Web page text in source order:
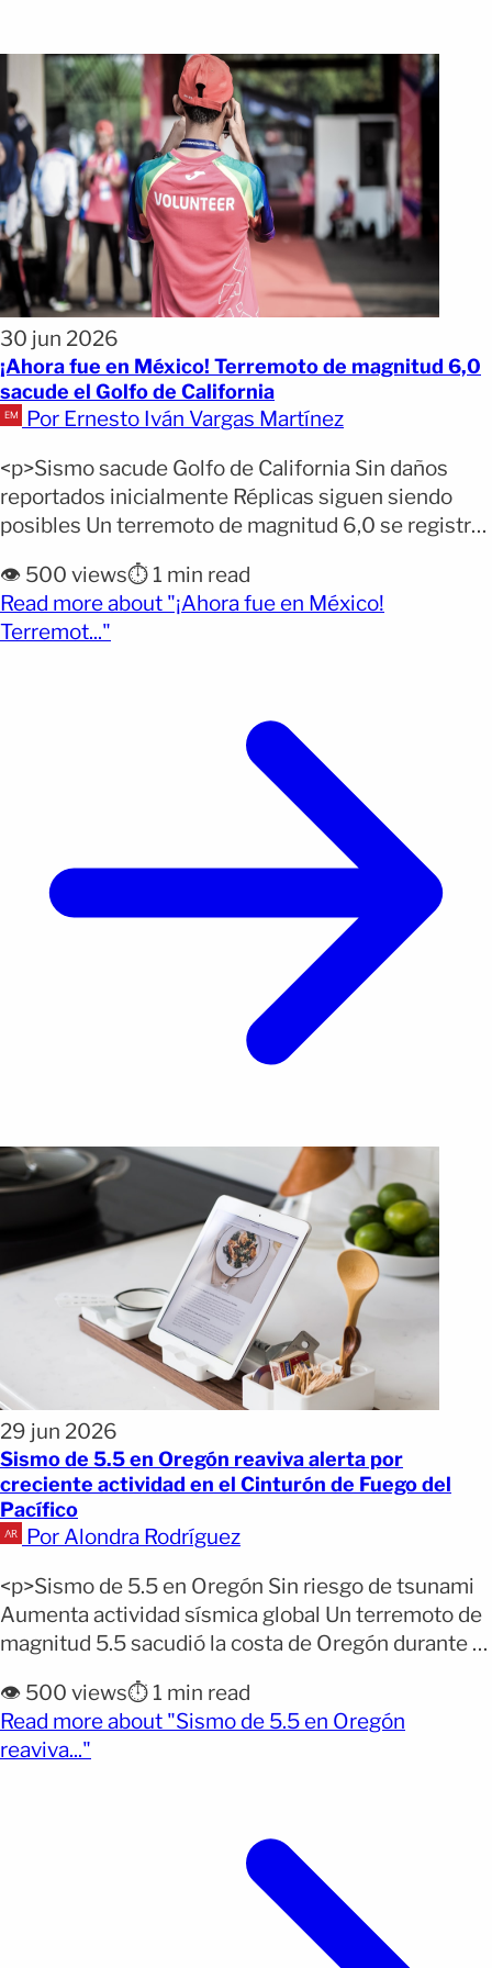
30 jun 2026
¡Ahora fue en México! Terremoto de magnitud 6,0
sacude el Golfo de California
Por Ernesto Iván Vargas Martínez
<p>Sismo sacude Golfo de California Sin daños
reportados inicialmente Réplicas siguen siendo
posibles Un terremoto de magnitud 6,0 se registró
fue percibido en distintas regiones del país. Por qué
importa: Aunque no se reportaron daños
inmediatos, el movimiento fue sentido en varias
👁️ 500 views⏱️ 1 min read
Read more about "¡Ahora fue en México!
Terremot..."
29 jun 2026
Sismo de 5.5 en Oregón reaviva alerta por
creciente actividad en el Cinturón de Fuego del
Pacífico
Por Alondra Rodríguez
<p>Sismo de 5.5 en Oregón Sin riesgo de tsunami
Aumenta actividad sísmica global Un terremoto de
magnitud 5.5 sacudió la costa de Oregón durante la
de movimientos sísmicos en distintas regiones del
mundo. El evento ocurrió a varias millas mar
adentro, lo que redujo el impacto directo [&hellip;]
👁️ 500 views⏱️ 1 min read
Read more about "Sismo de 5.5 en Oregón
reaviva..."